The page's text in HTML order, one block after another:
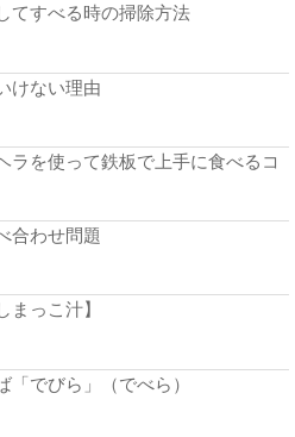
てすべる時の掃除方法
けない理由
ラを使って鉄板で上手に食べるコ
合わせ問題
っこ汁】
「でびら」（でべら）